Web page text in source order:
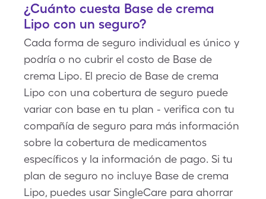
¿Cuánto cuesta Base de crema
Lipo con un seguro?
Cada forma de seguro individual es único y
podría o no cubrir el costo de Base de
crema Lipo. El precio de Base de crema
Lipo con una cobertura de seguro puede
variar con base en tu plan - verifica con tu
compañía de seguro para más información
sobre la cobertura de medicamentos
específicos y la información de pago. Si tu
plan de seguro no incluye Base de crema
Lipo, puedes usar SingleCare para ahorrar